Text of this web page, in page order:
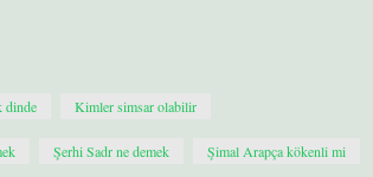
dinde Kimler simsar olabilir
Şerhi Sadr ne demek Şimal Arapça kökenli mi